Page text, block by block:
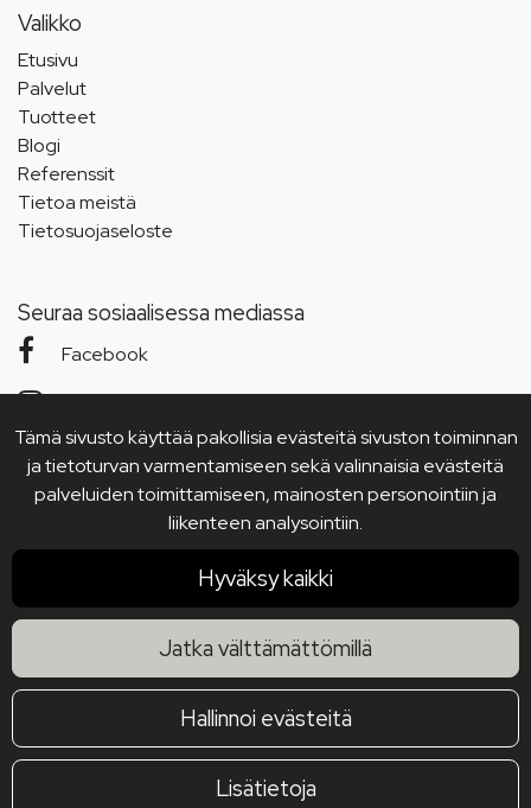
Tämä sivusto käyttää pakollisia evästeitä sivuston toiminnan
ja tietoturvan varmentamiseen sekä valinnaisia evästeitä
palveluiden toimittamiseen, mainosten personointiin ja
liikenteen analysointiin.
Hyväksy kaikki
Jatka välttämättömillä
Hallinnoi evästeitä
Lisätietoja
Valikko
Etusivu
Palvelut
Tuotteet
Blogi
Referenssit
Tietoa meistä
Tietosuojaseloste
Seuraa sosiaalisessa mediassa
Facebook
YouTube